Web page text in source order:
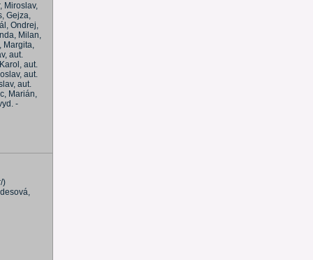
Miroslav,
Gejza,
Ondrej,
Milan,
Margita,
aut.
aut.
aut.
aut.
Marián,
-
)